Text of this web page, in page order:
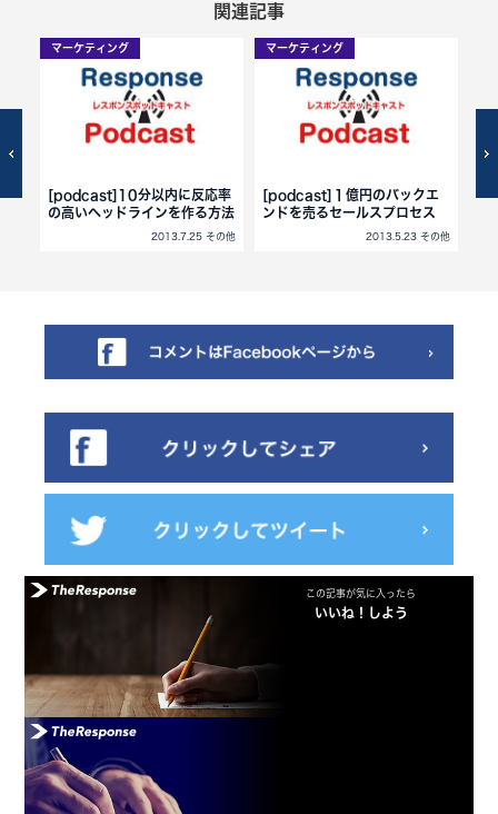
関連記事
マーケティング
[podcast]10分以内に反応率
の高いヘッドラインを作る方法
2013.7.25 その他
マーケティング
[podcast]１億円のバックエ
ンドを売るセールスプロセス
2013.5.23 その他
この記事が気に入ったら
いいね！しよう